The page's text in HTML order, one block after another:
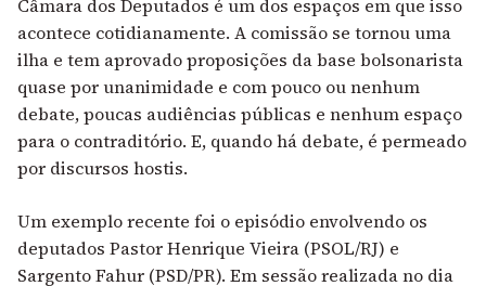
Câmara dos Deputados é um dos espaços em que isso
acontece cotidianamente. A comissão se tornou uma
ilha e tem aprovado proposições da base bolsonarista
quase por unanimidade e com pouco ou nenhum
debate, poucas audiências públicas e nenhum espaço
para o contraditório. E, quando há debate, é permeado
por discursos hostis.
Um exemplo recente foi o episódio envolvendo os
deputados Pastor Henrique Vieira (PSOL/RJ) e
Sargento Fahur (PSD/PR). Em sessão realizada no dia